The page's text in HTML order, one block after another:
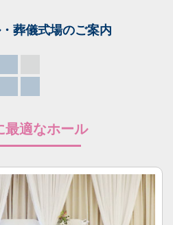
葬儀式場のご案内
最適なホール